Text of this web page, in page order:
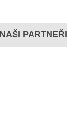
NAŠI PARTNEŘI